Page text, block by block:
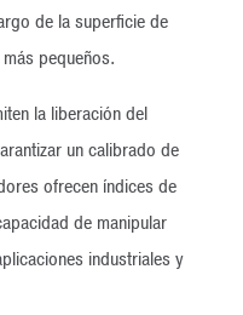
de la superficie de
pequeños.
la liberación del
un calibrado de
ofrecen índices de
de manipular
industriales y